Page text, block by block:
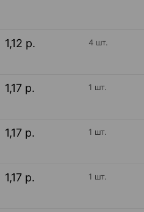
1,12 р. 4 шт.
1,17 р. 1 шт.
1,17 р. 1 шт.
1,17 р. 1 шт.